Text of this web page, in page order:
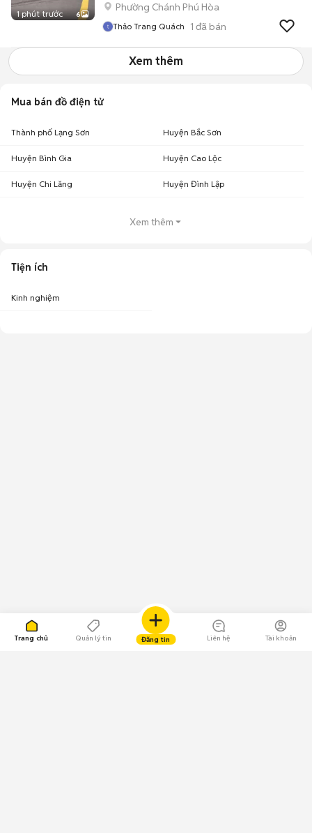
Trang chủ Quản lý tin Đăng tin Liên hệ Tài khoản
1 phút trước 6
Phường Chánh Phú Hòa
Thảo Trang Quách 1 đã bán
Xem thêm
Mua bán đồ điện tử
Thành phố Lạng Sơn Huyện Bắc Sơn
Huyện Bình Gia Huyện Cao Lộc
Huyện Chi Lăng Huyện Đình Lập
Xem thêm
Tiện ích
Kinh nghiệm